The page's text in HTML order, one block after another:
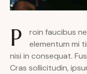
P
roin faucibus
elementum mi
nisi in consequat.
Cras sollicitudin,